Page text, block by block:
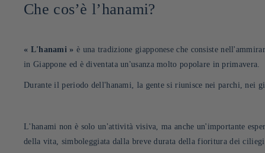
Che cos’è l’hanami?
« L'hanami » è una tradizione giapponese che consiste
in Giappone ed è diventata un'usanza molto popolare in primavera.
Durante il periodo dell'hanami, la gente si riunisce nei parchi, nei
L'hanami non è solo un'attività visiva, ma anche un'importante
della vita, simboleggiata dalla breve durata della fioritura dei